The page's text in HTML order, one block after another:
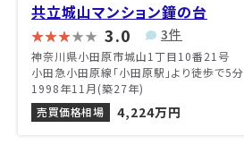
共立城山マンション鐘の台
3.0 3件
神奈川県小田原市城山1丁目10番21号
小田急小田原線「小田原駅」より徒歩で5分
1998年11月(築27年)
売買価格相場
4,224万円